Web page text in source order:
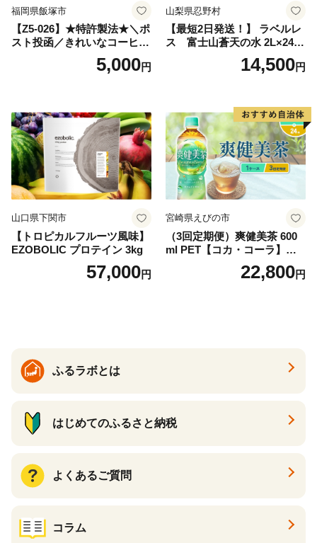
福岡県飯塚市
【Z5-026】★特許製法★＼ポ
スト投函／きれいなコーヒー
ドリップバッグ9種セット(18
袋)ゆうパケットでお届け！
5,000円
山梨県忍野村
【最短2日発送！】 ラベルレ
ス 富士山蒼天の水 2L×24本
（4ケース）※離島不可 天然
水 ミネラルウォーター 水 ペ
産 シリカ ミネラル 美容 備蓄
防災 長期保存 富士山 山梨県
忍野村
14,500円
山口県下関市
【トロピカルフルーツ風味】
EZOBOLIC プロテイン 3kg
57,000円
宮崎県えびの市
（3回定期便）爽健美茶 600
ml PET【コカ・コーラ】ペ
ットボトル 1ケース(24本) 定
期便 3回(72本) セット お茶
22,800円
ふるラボとは
はじめてのふるさと納税
よくあるご質問
コラム